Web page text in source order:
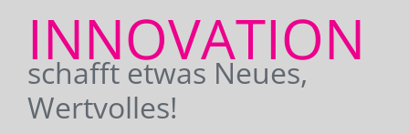
INNOVATION
schafft etwas Neues,
Wertvolles!